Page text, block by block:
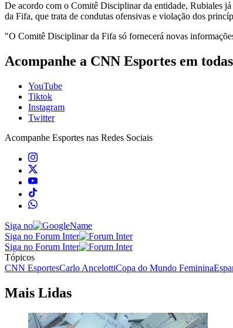
De acordo com o Comitê Disciplinar da entidade, Rubiales
da Fifa, que trata de condutas ofensivas e violação dos
"O Comitê Disciplinar da Fifa só fornecerá novas
Acompanhe a CNN Esportes em
YouTube
Tiktok
Instagram
Twitter
Acompanhe Esportes nas Redes Sociais
Siga no
Siga no Forum Inter
Siga no Forum Inter
Tópicos
CNN EsportesCarlo AncelottiCopa do Mundo Feminina
Mais Lidas